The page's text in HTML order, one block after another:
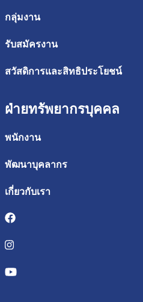
กลุ่มงาน
รับสมัครงาน
สวัสดิการและสิทธิประโยชน์
ฝ่ายทรัพยากรบุคคล
พนักงาน
พัฒนาบุคลากร
เกี่ยวกับเรา